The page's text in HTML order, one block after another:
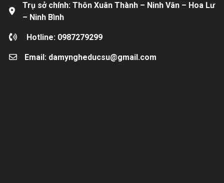
Trụ sở chính: Thôn Xuân Thành – Ninh Vân – Hoa Lư
– Ninh Bình
Hotline: 0987279299
Email: damyngheducsu@gmail.com